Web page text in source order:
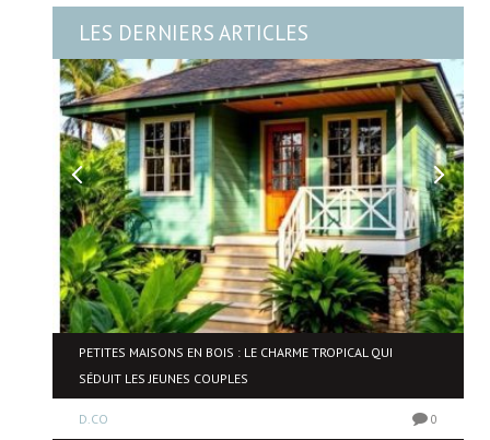
LES DERNIERS ARTICLES
PETITES MAISONS EN BOIS : LE CHARME TROPICAL QUI
SÉDUIT LES JEUNES COUPLES
D.CO 0